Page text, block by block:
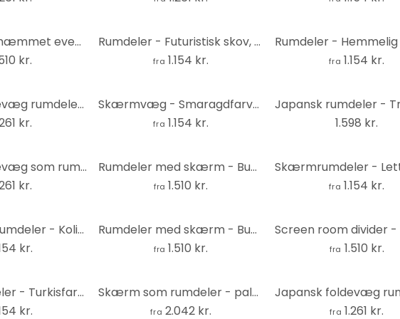
Rumdeler - Uhæmmet eventyr, 5-delt - 225x172 cm
kr.
Rumdeler - Futuristisk skov, 3-delt
fra 1.154 kr. fra 1.154 kr.
Japansk foldevæg rumdeler - teenagerum, 3-delt
kr.
Skærmvæg - Smaragdfarvet farvet glas, 3-delt
fra 1.154 kr.
1.598 kr.
Japansk foldevæg som rumdeler - Grå mandala, 3-delt
kr.
Rumdeler med skærm - Buddha, 5-delt - 225x172 cm
fra 1.510 kr. fra 1.154 kr.
Skærm som rumdeler - Kolibrier og blomster, 3-delt
kr.
Rumdeler med skærm - Buddha-smil , 5-delt - 225x172 cm
fra 1.510 kr. fra 1.510 kr.
Skærmrumdeler - Turkisfarvet beton, 3-delt
kr.
Skærm som rumdeler - paladsvæg , 5-delt - 225x172 cm
fra 2.042 kr. fra 1.261 kr.